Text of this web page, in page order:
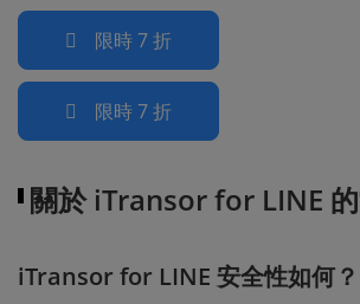
限時 7 折
限時 7 折
關於 iTransor for LINE
iTransor for LINE 安全性如何？